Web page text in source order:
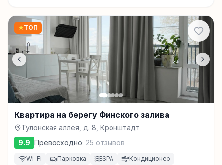
★ТОП
Квартира на берегу Финского залива
Тулонская аллея, д. 8, Кронштадт
9.9 Превосходно· 25 отзывов
Wi-Fi Парковка SPA Кондиционер